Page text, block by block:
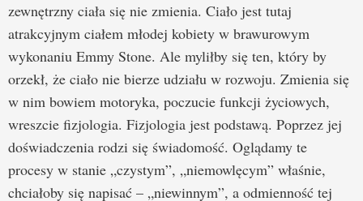
zewnętrzny ciała się nie zmienia. Ciało jest tutaj
atrakcyjnym ciałem młodej kobiety w brawurowym
wykonaniu Emmy Stone. Ale myliłby się ten, który by
orzekł, że ciało nie bierze udziału w rozwoju. Zmienia się
w nim bowiem motoryka, poczucie funkcji życiowych,
wreszcie fizjologia. Fizjologia jest podstawą. Poprzez jej
doświadczenia rodzi się świadomość. Oglądamy te
procesy w stanie „czystym”, „niemowlęcym” właśnie,
chciałoby się napisać – „niewinnym”, a odmienność tej